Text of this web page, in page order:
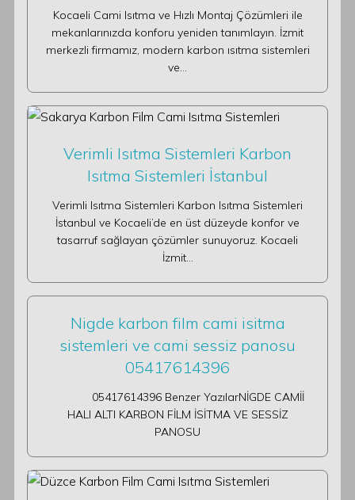
Kocaeli Cami Isıtma ve Hızlı Montaj Çözümleri ile
mekanlarınızda konforu yeniden tanımlayın. İzmit
merkezli firmamız, modern karbon ısıtma sistemleri
ve…
Verimli Isıtma Sistemleri Karbon
Isıtma Sistemleri İstanbul
Verimli Isıtma Sistemleri Karbon Isıtma Sistemleri
İstanbul ve Kocaeli’de en üst düzeyde konfor ve
tasarruf sağlayan çözümler sunuyoruz. Kocaeli
İzmit…
Nigde karbon film cami isitma
sistemleri ve cami sessiz panosu
05417614396
05417614396 Benzer YazılarNİGDE CAMİİ
HALI ALTI KARBON FİLM İSİTMA VE SESSİZ
PANOSU